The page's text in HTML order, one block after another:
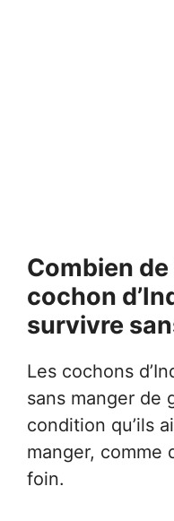
Combien
cochon
survivre
Les cochons
sans manger de
condition qu’ils
manger, comme
foin.